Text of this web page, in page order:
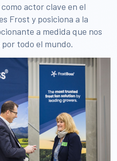
actor clave en el
Frost y posiciona a la
a medida que nos
todo el mundo.